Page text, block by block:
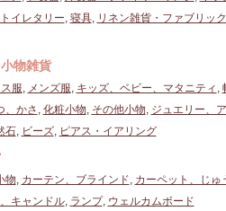
イレタリー, 寝具, リネン雑貨・ファブリック
物雑貨
服, メンズ服, キッズ、ベビー、マタニティ ,
、かさ , 化粧小物, その他小物, ジュエリー、
石, ビーズ, ピアス・イアリング
物, カーテン、ブラインド, カーペット、じゅ
キャンドル, ランプ, ウェルカムボード